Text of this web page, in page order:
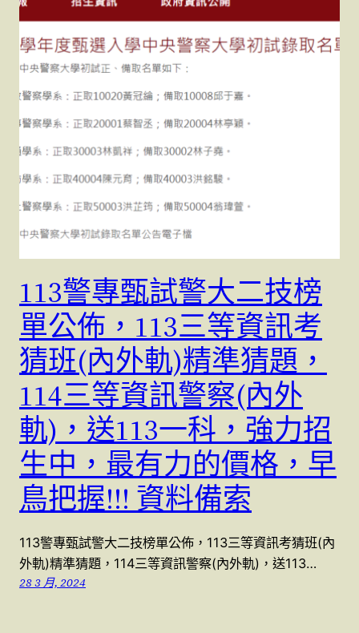
113警專甄試警大二技榜
單公佈，113三等資訊考
猜班(內外軌)精準猜題，
114三等資訊警察(內外
軌)，送113一科，強力招
生中，最有力的價格，早
鳥把握!!! 資料備索
113警專甄試警大二技榜單公佈，113三等資訊考猜班(內
外軌)精準猜題，114三等資訊警察(內外軌)，送113…
28 3 月, 2024